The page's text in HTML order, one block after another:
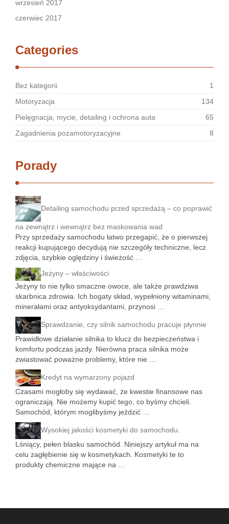
wrzesień 2017
czerwiec 2017
Categories
Bez kategorii
1
Motoryzacja
134
Pielęgnacja, mycie, detailing i ochrona auta
65
Zagadnienia pozamotoryzacyjne
8
Porady
Detailing samochodu przed sprzedażą – co poprawić
na zewnątrz i wewnątrz bez maskowania wad
Przy sprzedaży samochodu łatwo przegapić, że o pierwszej
reakcji kupującego decydują nie szczegóły techniczne, lecz
zdjęcia, szybkie oględziny i świeżość …
Jeżyny – właściwości
Jeżyny to nie tylko smaczne owoce, ale także prawdziwa
skarbnica zdrowia. Ich bogaty skład, wypełniony witaminami,
minerałami oraz antyoksydantami, przynosi …
Sprawdzanie, czy silnik samochodu pracuje płynnie
Prawidłowe działanie silnika to klucz do bezpieczeństwa i
komfortu podczas jazdy. Nierówna praca silnika może
zwiastować poważne problemy, które nie …
Kredyt na wymarzony pojazd
Czasami mogłoby się wydawać, że kwestie finansowe nas
ograniczają. Nie możemy kupić tego, co byśmy chcieli.
Samochód, którym moglibyśmy jeździć …
Wysokiej jakości kosmetyki do samochodu.
Lśniący, pełen blasku samochód. Niniejszy artykuł ma na
celu zagłębienie się w kosmetykach. Kosmetyki te to
produkty chemiczne mające na …